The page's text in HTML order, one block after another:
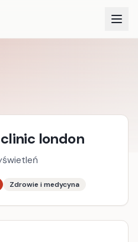
london
Zdrowie i medycyna